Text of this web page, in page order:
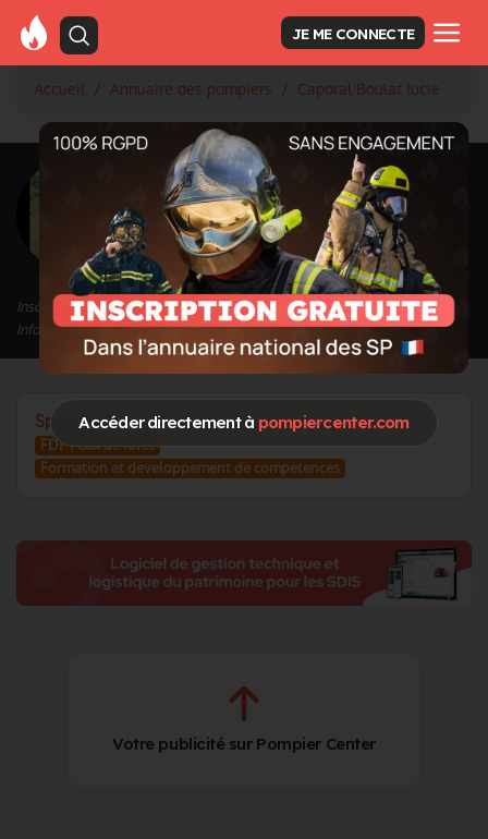
Accéder directement à pompiercenter.com
JE ME CONNECTE
Accueil Annuaire des pompiers Caporal Boulat lucie
< Retour à la liste des pompiers
Boulat lucie
Grade : Caporal
Inscrit depuis le 10/09/2025 à 14:36
Informations mises à jour le 10/09/2025 à 14:53
Spécialités / Centres d'intérêt
FDF Feux de foret
Formation et developpement de competences
Votre publicité sur Pompier Center